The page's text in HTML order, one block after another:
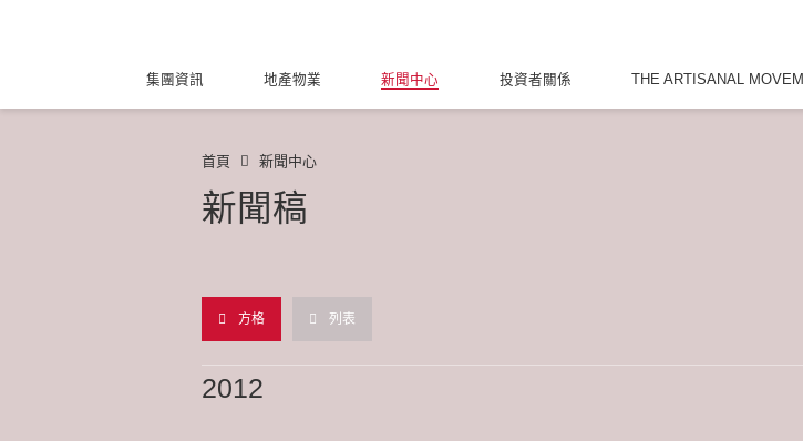
集團資訊 地產物業 新聞中心 投資者關係 THE ARTISANAL
首頁 新聞中心
新聞稿
方格 列表
2012